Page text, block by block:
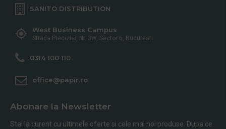
SANITO DISTRIBUTION
West Business Campus
Strada Preciziei, Nr, 3W, Sector 6, Bucuresti
0314 100 110
office@papir.ro
Abonare la Newsletter
Stai la curent cu ultimele oferte si cele mai noi produse. Dupa ce